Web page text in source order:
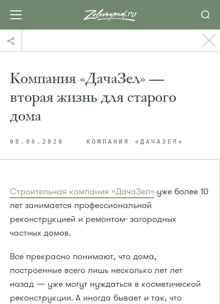
Компания «ДачаЗел» —
вторая жизнь для старого
дома
08.06.2020 КОМПАНИЯ «ДАЧАЗЕЛ»
Строительная компания «ДачаЗел» уже более 10
лет занимается профессиональной
реконструкцией и ремонтом- загородных
частных домов.
Все прекрасно понимают, что дома,
построенные всего лишь несколько лет лет
назад — уже могут нуждаться в косметической
реконструкции. А иногда бывает и так, что